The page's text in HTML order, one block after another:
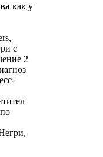
как у
с
2